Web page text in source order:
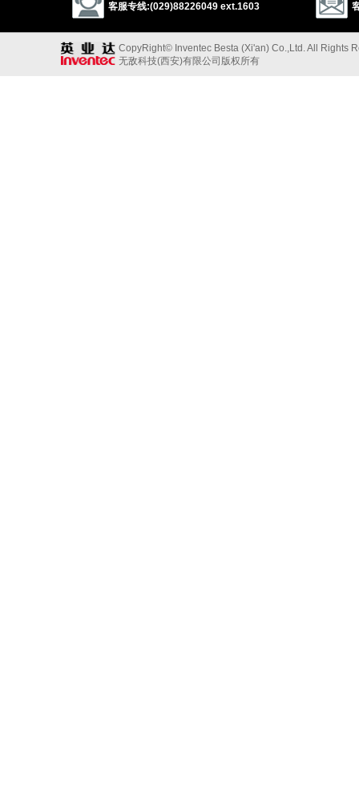
以上来源于：《英汉大辞典》
客服专线:(029)88226049 ext.1603
CopyRight© Inventec Besta (Xi'an) Co.,Ltd. All Rights
无敌科技(西安)有限公司版权所有